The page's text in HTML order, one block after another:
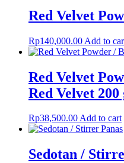
Red Velvet
Rp140,000.00 Add to
Red Velvet
Red Velvet 200
Rp38,500.00Add to cart
Sedotan /